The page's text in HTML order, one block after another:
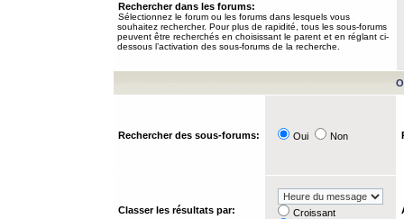
Rechercher dans les forums:
Sélectionnez le forum ou les forums dans lesquels vous
souhaitez rechercher. Pour plus de rapidité, tous les sous-forums
peuvent être recherchés en choisissant le parent et en réglant ci-
dessous l’activation des sous-forums de la recherche.
Rechercher des sous-forums: Oui Non
Classer les résultats par:
Croissant